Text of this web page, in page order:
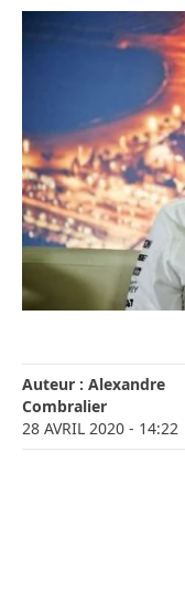
Auteur : Alexandre
Combralier
28 AVRIL 2020 - 14:22